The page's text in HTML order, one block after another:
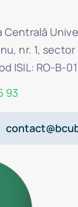
nr. 1,
ISIL: RO-B-
93